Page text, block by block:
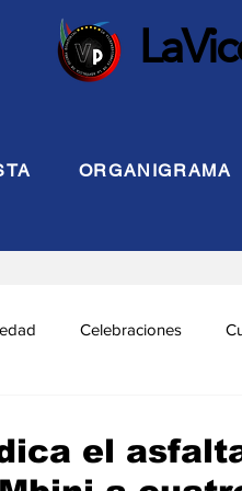
ORGANIGRAMA
Celebraciones
el